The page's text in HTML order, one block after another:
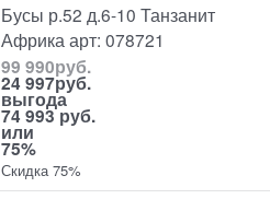
Бусы р.52 д.6-10 Танзанит
Африка арт: 078721
99 990руб.
24 997руб.
выгода
74 993 руб.
или
75%
Скидка 75%